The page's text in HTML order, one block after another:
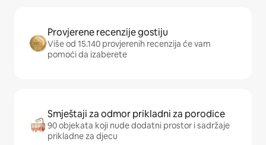
Provjerene recenzije gostiju
Više od 15.140 provjerenih recenzija će vam
pomoći da izaberete
Smještaji za odmor prikladni za porodice
90 objekata koji nude dodatni prostor i sadržaje
prikladne za djecu